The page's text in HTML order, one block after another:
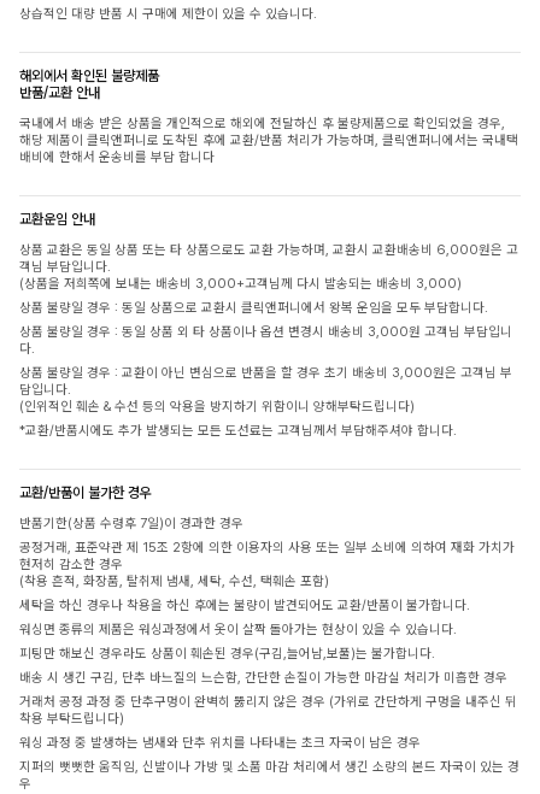
상습적인 대량 반품 시 구매에 제한이 있을 수 있습니다.
해외에서 확인된 불량제품
반품/교환 안내
국내에서 배송 받은 상품을 개인적으로 해외에 전달하신 후 불량제품으로 확인되었을 경우,
해당 제품이 클릭앤퍼니로 도착된 후에 교환/반품 처리가 가능하며, 클릭앤퍼니에서는 국내택
배비에 한해서 운송비를 부담 합니다
교환운임 안내
상품 교환은 동일 상품 또는 타 상품으로도 교환 가능하며, 교환시 교환배송비 6,000원은 고
객님 부담입니다.
(상품을 저희쪽에 보내는 배송비 3,000+고객님께 다시 발송되는 배송비 3,000)
상품 불량일 경우 : 동일 상품으로 교환시 클릭앤퍼니에서 왕복 운임을 모두 부담합니다.
상품 불량일 경우 : 동일 상품 외 타 상품이나 옵션 변경시 배송비 3,000원 고객님 부담입니
다.
상품 불량일 경우 : 교환이 아닌 변심으로 반품을 할 경우 초기 배송비 3,000원은 고객님 부
담입니다.
(인위적인 훼손 & 수선 등의 악용을 방지하기 위함이니 양해부탁드립니다)
*교환/반품시에도 추가 발생되는 모든 도선료는 고객님께서 부담해주셔야 합니다.
교환/반품이 불가한 경우
반품기한(상품 수령후 7일)이 경과한 경우
공정거래, 표준약관 제 15조 2항에 의한 이용자의 사용 또는 일부 소비에 의하여 재화 가치가
현저히 감소한 경우
(착용 흔적, 화장품, 탈취제 냄새, 세탁, 수선, 택훼손 포함)
세탁을 하신 경우나 착용을 하신 후에는 불량이 발견되어도 교환/반품이 불가합니다.
워싱면 종류의 제품은 워싱과정에서 옷이 살짝 돌아가는 현상이 있을 수 있습니다.
피팅만 해보신 경우라도 상품이 훼손된 경우(구김,늘어남,보풀)는 불가합니다.
배송 시 생긴 구김, 단추 바느질의 느슨함, 간단한 손질이 가능한 마감실 처리가 미흡한 경우
거래처 공정 과정 중 단추구멍이 완벽히 뚫리지 않은 경우 (가위로 간단하게 구멍을 내주신 뒤
착용 부탁드립니다)
워싱 과정 중 발생하는 냄새와 단추 위치를 나타내는 초크 자국이 남은 경우
지퍼의 뻣뻣한 움직임, 신발이나 가방 및 소품 마감 처리에서 생긴 소량의 본드 자국이 있는 경
우